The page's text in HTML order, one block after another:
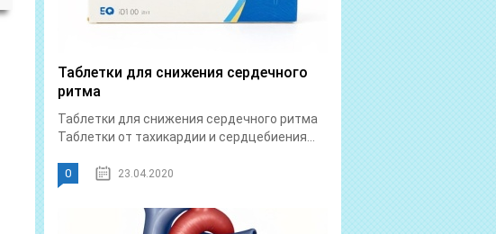
Таблетки для снижения сердечного
ритма
Таблетки для снижения сердечного ритма
Таблетки от тахикардии и сердцебиения...
0 23.04.2020